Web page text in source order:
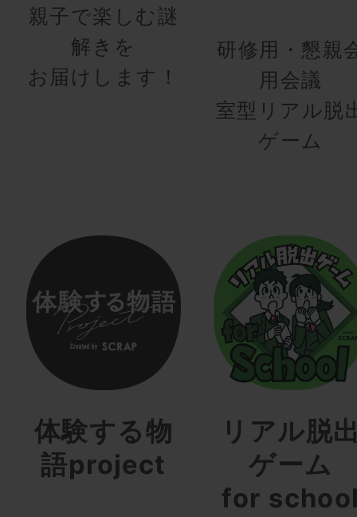
親子で楽しむ謎
解きを
お届けします！
研修用・懇親
用会議
室型リアル脱
ゲーム
体験する物
語project
リアル脱
ゲーム
for